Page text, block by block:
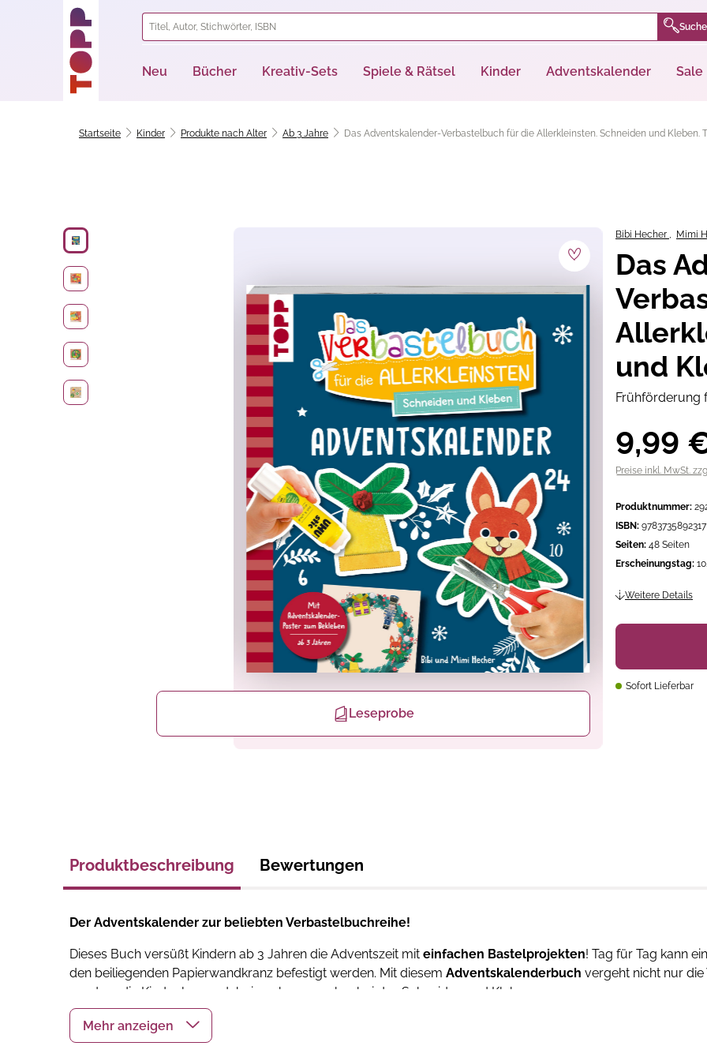
Zur Hauptnavigation springen
Neu Bücher Kreativ-Sets Spiele & Rätsel Kinder Adventskalender Sale
Startseite Kinder Produkte nach Alter Ab 3 Jahre Das Adventskalender-Verbastelbuch für die Allerkleinsten. Schneiden und Kleben.
Bildergalerie überspringen
Leseprobe
Bibi Hecher , Mimi
Das
und
Frühförderung
9,99
Preise inkl. MwSt.
Produktnummer:
ISBN: 9783735892317
Seiten: 48 Seiten
Erscheinungstag:
Weitere Details
Sofort Lieferbar
Produktbeschreibung Bewertungen
Der Adventskalender zur beliebten Verbastelbuchreihe!
Dieses Buch versüßt Kindern ab 3 Jahren die Adventszeit mit einfachen Bastelprojekten! Tag für Tag kann
den beiliegenden Papierwandkranz befestigt werden. Mit diesem Adventskalenderbuch vergeht nicht nur
sondern die Kinder lernen dabei auch ganz nebenbei das Schneiden und Kleben.
Das erwartet dich: